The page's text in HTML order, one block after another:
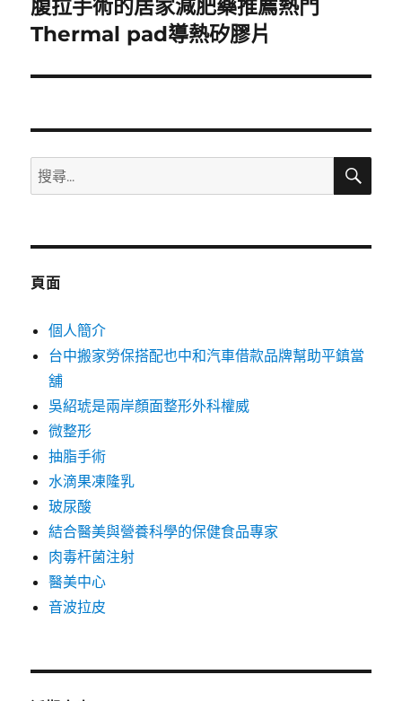
下
一
文
腹拉手術的居家減肥藥推薦熱門
Thermal pad導熱矽膠片
搜
尋
鍵
搜
頁面
個人簡介
台中搬家勞保搭配也中和汽車借款品牌幫助平鎮當
舖
吳紹琥是兩岸顏面整形外科權威
微整形
抽脂手術
水滴果凍隆乳
玻尿酸
結合醫美與營養科學的保健食品專家
肉毒杆菌注射
醫美中心
音波拉皮